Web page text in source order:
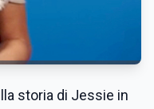
storia di Jessie in